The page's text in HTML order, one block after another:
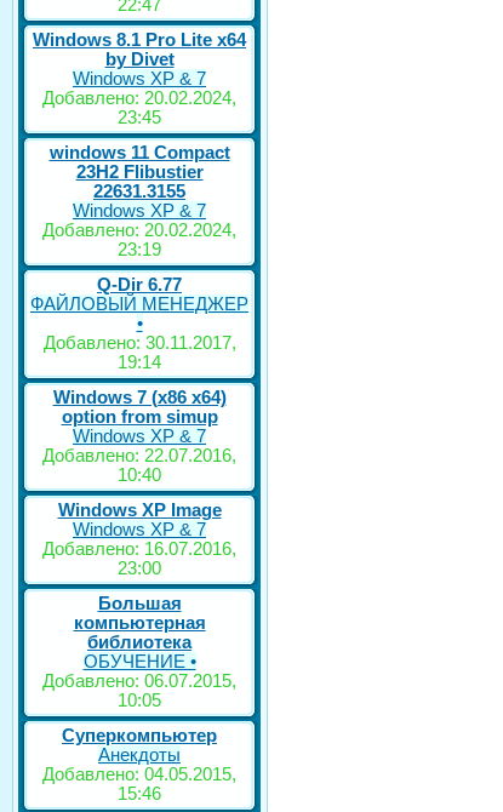
22:47
Windows 8.1 Pro Lite x64
by Divet
Windows XP & 7
Добавлено: 20.02.2024,
23:45
windows 11 Compact
23H2 Flibustier
22631.3155
Windows XP & 7
Добавлено: 20.02.2024,
23:19
Q-Dir 6.77
ФАЙЛОВЫЙ МЕНЕДЖЕР
•
Добавлено: 30.11.2017,
19:14
Windows 7 (x86 x64)
option from simup
Windows XP & 7
Добавлено: 22.07.2016,
10:40
Windows XP Image
Windows XP & 7
Добавлено: 16.07.2016,
23:00
Большая
компьютерная
библиотека
ОБУЧЕНИЕ •
Добавлено: 06.07.2015,
10:05
Суперкомпьютер
Анекдоты
Добавлено: 04.05.2015,
15:46